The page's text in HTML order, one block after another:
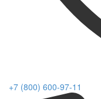
+7 (800) 600-97-11